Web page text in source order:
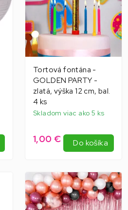
Tortová fontána -
GOLDEN PARTY -
zlatá, výška 12 cm, bal.
4 ks
Skladom viac ako 5 ks
1,00 € Do košíka